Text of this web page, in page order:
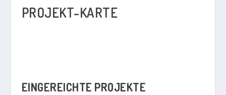
PROJEKT-KARTE
EINGEREICHTE PROJEKTE